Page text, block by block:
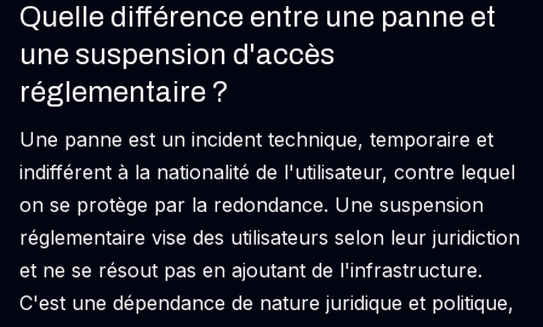
Quelle différence entre une panne et
une suspension d'accès
réglementaire ?
Une panne est un incident technique, temporaire et
indifférent à la nationalité de l'utilisateur, contre lequel
on se protège par la redondance. Une suspension
réglementaire vise des utilisateurs selon leur juridiction
et ne se résout pas en ajoutant de l'infrastructure.
C'est une dépendance de nature juridique et politique,